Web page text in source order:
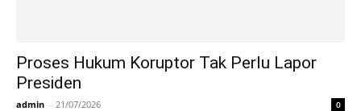
Proses Hukum Koruptor Tak Perlu Lapor
Presiden
admin - 21/07/2026 0